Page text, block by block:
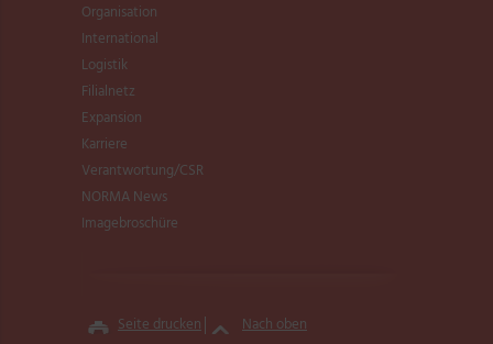
Organisation
International
Logistik
Filialnetz
Expansion
Karriere
Verantwortung/CSR
NORMA News
Imagebroschüre
Seite drucken
Nach oben